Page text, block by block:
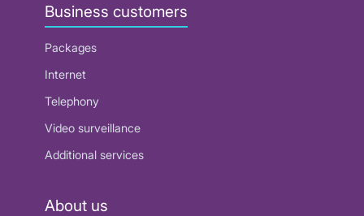
Business customers
Packages
Internet
Telephony
Video surveillance
Additional services
About us